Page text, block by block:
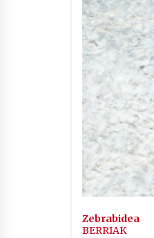
Zebrabidea
BERRIAK